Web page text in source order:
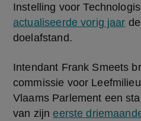
Instelling voor
actualiseerde vorig jaar
doelafstand.
Intendant Frank Smeets
commissie voor
Vlaams Parlement een
van zijn eerste